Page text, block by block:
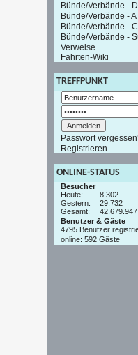
Bünde/Verbände - D
Bünde/Verbände - A
Bünde/Verbände -
Bünde/Verbände -
Verweise
Fahrten-Wiki
TREFFPUNKT
Passwort
Registrieren
ONLINE-STATUS
Besucher
Heute:
8.302
Gestern:
29.732
Gesamt:
42.679.947
Benutzer & Gäste
4795 Benutzer
online: 592 Gäste